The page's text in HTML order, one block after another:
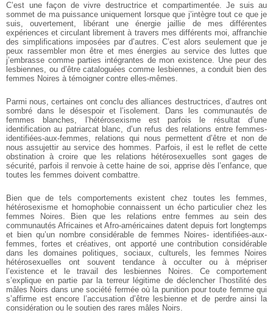
C’est une façon de vivre destructrice et compartimentée. Je suis au
sommet de ma puissance uniquement lorsque que j’intègre tout ce que je
suis, ouvertement, libérant une énergie jaillie de mes différentes
expériences et circulant librement à travers mes différents moi, affranchie
des simplifications imposées par d’autres. C’est alors seulement que je
peux rassembler mon être et mes énergies au service des luttes que
j’embrasse comme parties intégrantes de mon existence. Une peur des
lesbiennes, ou d’être cataloguées comme lesbiennes, a conduit bien des
femmes Noires à témoigner contre elles-mêmes.
Parmi nous, certaines ont conclu des alliances destructrices, d’autres ont
sombré dans le désespoir et l’isolement. Dans les communautés de
femmes blanches, l’hétérosexisme est parfois le résultat d’une
identification au patriarcat blanc, d’un refus des relations entre femmes-
identifiées-aux-femmes, relations qui nous permettent d’être et non de
nous assujettir au service des hommes. Parfois, il est le reflet de cette
obstination à croire que les relations hétérosexuelles sont gages de
sécurité, parfois il renvoie à cette haine de soi, apprise dès l’enfance, que
toutes les femmes doivent combattre.
Bien que de tels comportements existent chez toutes les femmes,
hétérosexisme et homophobie connaissent un écho particulier chez les
femmes Noires. Bien que les relations entre femmes au sein des
communautés Africaines et Afro-américaines datent depuis fort longtemps
et bien qu’un nombre considérable de femmes Noires- identifiées-aux-
femmes, fortes et créatives, ont apporté une contribution considérable
dans les domaines politiques, sociaux, culturels, les femmes Noires
hétérosexuelles ont souvent tendance à occulter ou à mépriser
l’existence et le travail des lesbiennes Noires. Ce comportement
s’explique en partie par la terreur légitime de déclencher l’hostilité des
mâles Noirs dans une société fermée où la punition pour toute femme qui
s’affirme est encore l’accusation d’être lesbienne et de perdre ainsi la
considération ou le soutien des rares mâles Noirs.